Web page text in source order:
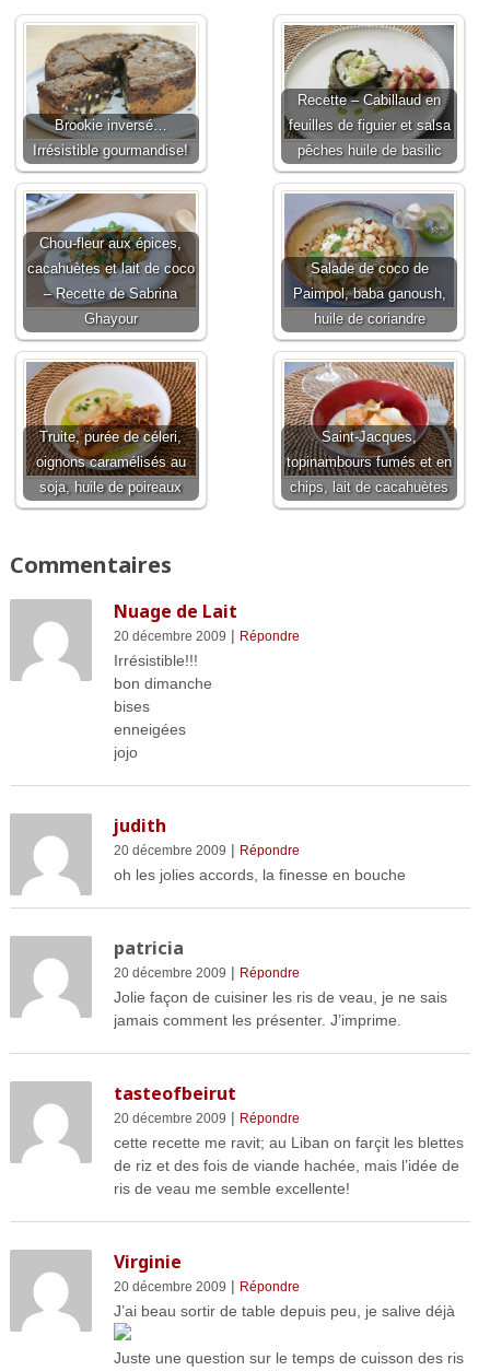
Brookie inversé…
Irrésistible gourmandise!
Recette – Cabillaud en
feuilles de figuier et salsa
pêches huile de basilic
Chou-fleur aux épices,
cacahuètes et lait de coco
– Recette de Sabrina
Ghayour
Salade de coco de
Paimpol, baba ganoush,
huile de coriandre
Truite, purée de céleri,
oignons caramélisés au
soja, huile de poireaux
Saint-Jacques,
topinambours fumés et en
chips, lait de cacahuètes
Commentaires
Nuage de Lait
20 décembre 2009 | Répondre
Irrésistible!!!
bon dimanche
bises
enneigées
jojo
judith
20 décembre 2009 | Répondre
oh les jolies accords, la finesse en bouche
patricia
20 décembre 2009 | Répondre
Jolie façon de cuisiner les ris de veau, je ne sais
jamais comment les présenter. J’imprime.
tasteofbeirut
20 décembre 2009 | Répondre
cette recette me ravit; au Liban on farçit les blettes
de riz et des fois de viande hachée, mais l’idée de
ris de veau me semble excellente!
Virginie
20 décembre 2009 | Répondre
J’ai beau sortir de table depuis peu, je salive déjà
Juste une question sur le temps de cuisson des ris